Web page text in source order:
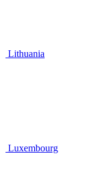
Lithuania
Luxembourg